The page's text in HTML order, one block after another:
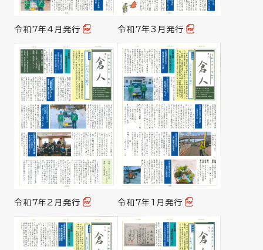
令和7年4月発行 令和7年3月発行
令和7年2月発行 令和7年1月発行